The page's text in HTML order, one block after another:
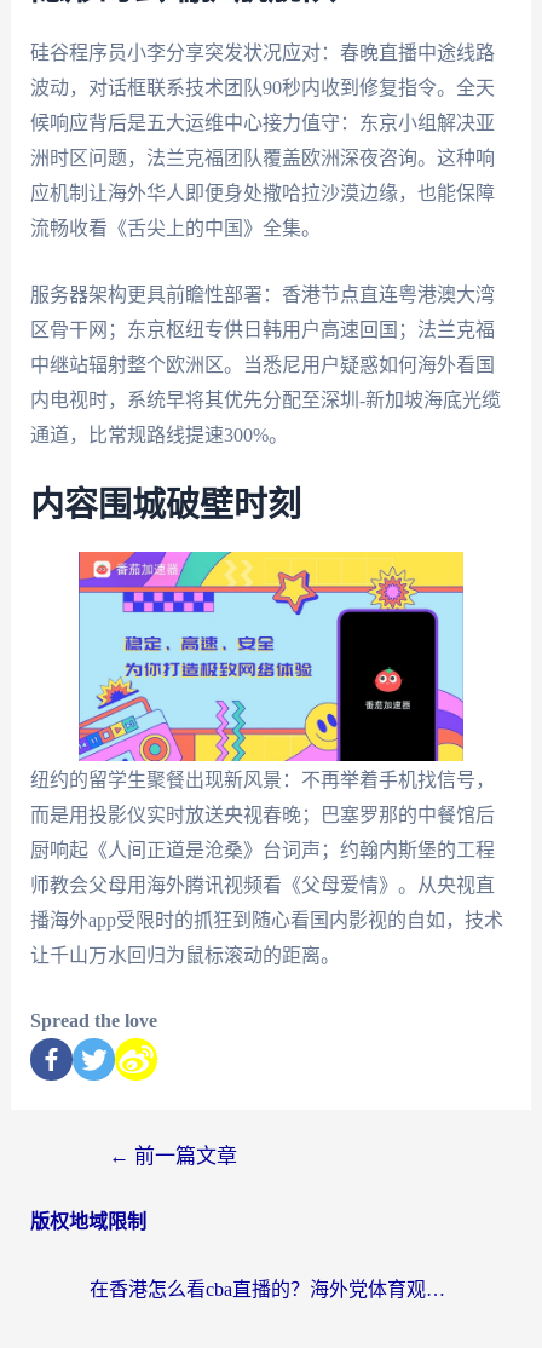
硅谷程序员小李分享突发状况应对：春晚直播中途线路
波动，对话框联系技术团队90秒内收到修复指令。全天
候响应背后是五大运维中心接力值守：东京小组解决亚
洲时区问题，法兰克福团队覆盖欧洲深夜咨询。这种响
应机制让海外华人即便身处撒哈拉沙漠边缘，也能保障
流畅收看《舌尖上的中国》全集。
服务器架构更具前瞻性部署：香港节点直连粤港澳大湾
区骨干网；东京枢纽专供日韩用户高速回国；法兰克福
中继站辐射整个欧洲区。当悉尼用户疑惑如何海外看国
内电视时，系统早将其优先分配至深圳-新加坡海底光缆
通道，比常规路线提速300%。
内容围城破壁时刻
纽约的留学生聚餐出现新风景：不再举着手机找信号，
而是用投影仪实时放送央视春晚；巴塞罗那的中餐馆后
厨响起《人间正道是沧桑》台词声；约翰内斯堡的工程
师教会父母用海外腾讯视频看《父母爱情》。从央视直
播海外app受限时的抓狂到随心看国内影视的自如，技术
让千山万水回归为鼠标滚动的距离。
Spread the love
← 前一篇文章
版权地域限制
在香港怎么看cba直播的？海外党体育观赛终极指南：告别版权限制，畅享中文解说